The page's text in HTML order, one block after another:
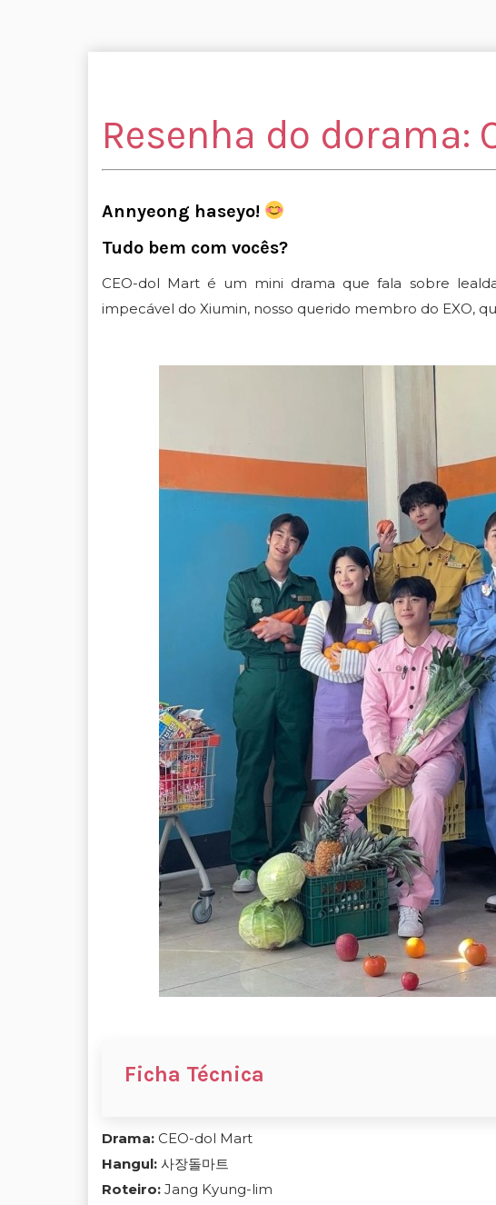
Resenha do dorama:
Annyeong haseyo!
Tudo bem com vocês?
CEO-dol Mart é um mini drama que fala sobre
impecável do Xiumin, nosso querido membro do EXO,
Ficha Técnica
Drama: CEO-dol Mart
Hangul: 사장돌마트
Roteiro: Jang Kyung-lim